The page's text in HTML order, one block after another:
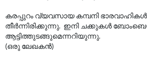
കരപ്പുറം വ്യവസായ കമ്പനി ഭാരവാഹികൾ
തീർന്നിരിക്കുന്നു. ഇനി ചക്കുകൾ
ആട്ടിത്തുടങ്ങുമെന്നറിയുന്നു.
(ഒരു ലേഖകൻ)